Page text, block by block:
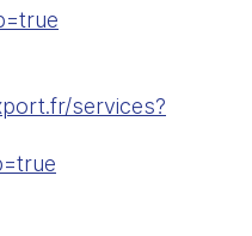
services?